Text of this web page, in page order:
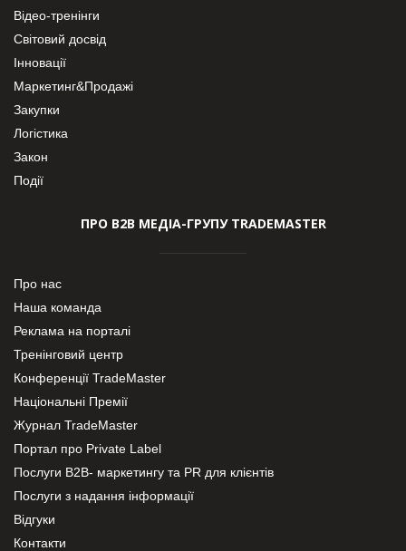
Відео-тренінги
Світовий досвід
Інновації
Маркетинг&Продажі
Закупки
Логістика
Закон
Події
ПРО В2В МЕДІА-ГРУПУ TRADEMASTER
Про нас
Наша команда
Реклама на порталі
Тренінговий центр
Конференції TradeMaster
Національні Премії
Журнал TradeMaster
Портал про Private Label
Послуги В2В- маркетингу та PR для клієнтів
Послуги з надання інформації
Відгуки
Контакти